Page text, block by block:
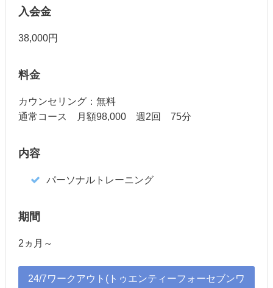
入会金
38,000円
料金
カウンセリング：無料
通常コース 月額98,000 週2回 75分
内容
パーソナルトレーニング
期間
2ヵ月～
24/7ワークアウト(トゥエンティーフォーセブンワ